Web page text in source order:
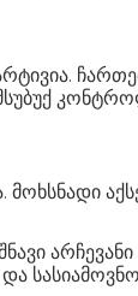
მოხსნადი